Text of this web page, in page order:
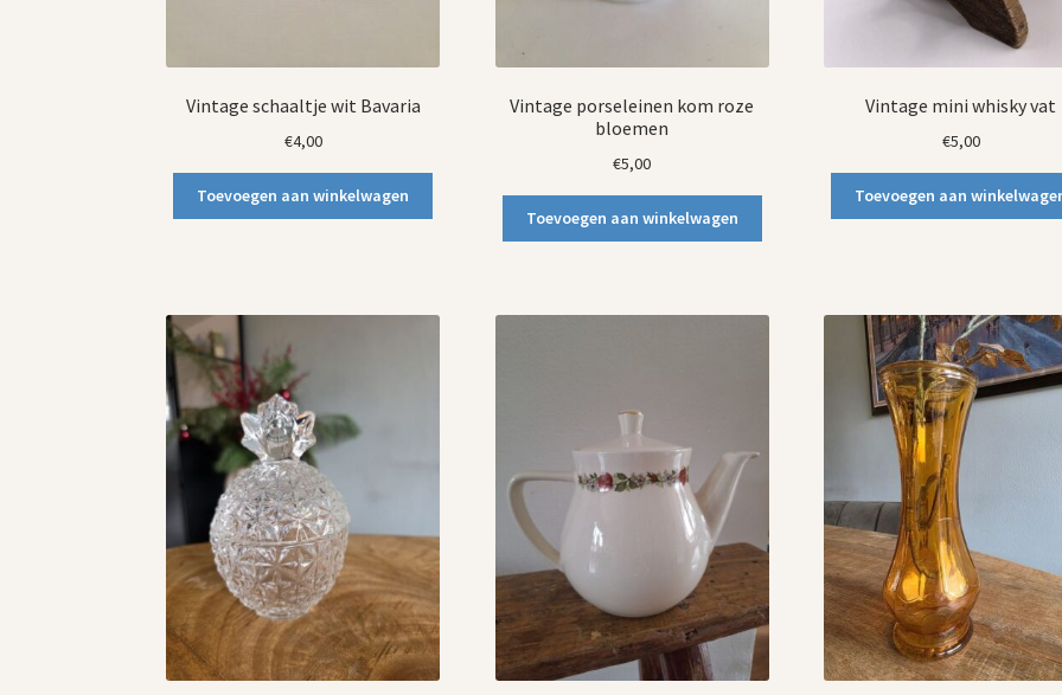
Vintage schaaltje wit Bavaria
€4,00
Toevoegen aan winkelwagen
Vintage porseleinen kom roze
bloemen
€5,00
Toevoegen aan winkelwagen
Vintage mini whisky vat
€5,00
Toevoegen aan